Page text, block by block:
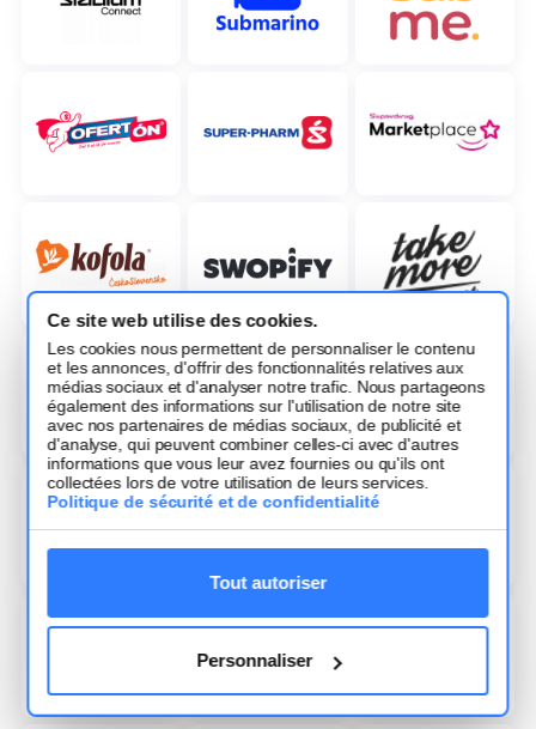
Ce site web utilise des cookies.
Les cookies nous permettent de personnaliser le contenu
et les annonces, d'offrir des fonctionnalités relatives aux
médias sociaux et d'analyser notre trafic. Nous partageons
également des informations sur l'utilisation de notre site
avec nos partenaires de médias sociaux, de publicité et
d'analyse, qui peuvent combiner celles-ci avec d'autres
informations que vous leur avez fournies ou qu'ils ont
collectées lors de votre utilisation de leurs services.
Politique de sécurité et de confidentialité
Tout autoriser
Personnaliser